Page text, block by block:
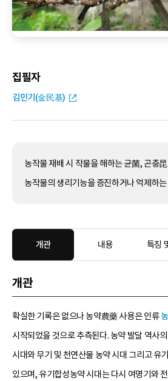
집필자
김민기(金民基)
농작물 재배 시 작물을 해하는 균菌, 곤충
농작물의 생리기능을 증진하거나 억제하
개관 내용 특징
개관
확실한 기록은 없으나 농약農藥 사용은 인류
시작되었을 것으로 추측된다. 농약 발달 역사
시대와 무기 및 천연산물 농약 시대 그리고 유
있으며, 유기합성농약 시대는 다시 여명기와